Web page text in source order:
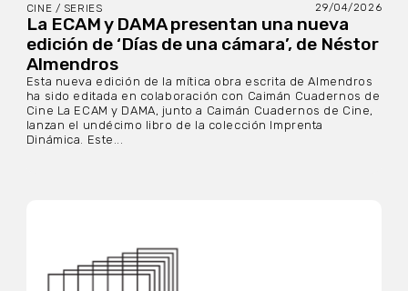
CINE / SERIES 29/04/2026
La ECAM y DAMA presentan una nueva
edición de ‘Días de una cámara’, de Néstor
Almendros
Esta nueva edición de la mítica obra escrita de Almendros
ha sido editada en colaboración con Caimán Cuadernos de
Cine La ECAM y DAMA, junto a Caimán Cuadernos de Cine,
lanzan el undécimo libro de la colección Imprenta
Dinámica. Este...